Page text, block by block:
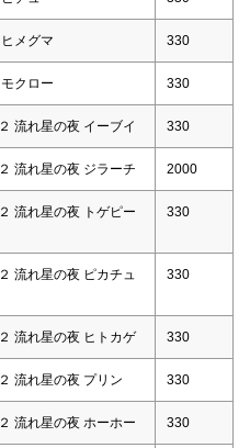
メグマ 330
クロー 330
流れ星の夜 イーブイ 330
流れ星の夜 ジラーチ 2000
流れ星の夜 トゲピー
330
流れ星の夜 ピカチュ
330
流れ星の夜 ヒトカゲ 330
流れ星の夜 プリン 330
流れ星の夜 ホーホー 330